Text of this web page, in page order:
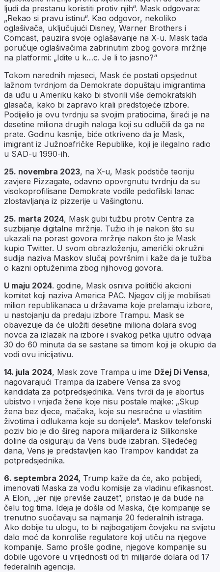
ljudi da prestanu koristiti protiv njih“. Mask odgovara:
„Rekao si pravu istinu“. Kao odgovor, nekoliko
oglašivača, uključujući Disney, Warner Brothers i
Comcast, pauzira svoje oglašavanje na X-u. Mask tada
poručuje oglašivačima zabrinutim zbog govora mržnje
na platformi: „Idite u k…c. Je li to jasno?“
Tokom narednih mjeseci, Mask će postati opsjednut
lažnom tvrdnjom da Demokrate dopuštaju imigrantima
da uđu u Ameriku kako bi stvorili više demokratskih
glasača, kako bi zapravo krali predstojeće izbore.
Podijelio je ovu tvrdnju sa svojim pratiocima, šireći je na
desetine miliona drugih naloga koji su odlučili da ga ne
prate. Godinu kasnije, biće otkriveno da je Mask,
imigrant iz Južnoafričke Republike, koji je ilegalno radio
u SAD-u 1990-ih.
25. novembra 2023, na X-u, Mask podstiče teoriju
zavjere Pizzagate, odavno opovrgnutu tvrdnju da su
visokoprofilisane Demokrate vodile pedofilski lanac
zlostavljanja iz pizzerije u Vašingtonu.
25. marta 2024, Mask gubi tužbu protiv Centra za
suzbijanje digitalne mržnje. Tužio ih je nakon što su
ukazali na porast govora mržnje nakon što je Mask
kupio Twitter. U svom obrazloženju, američki okružni
sudija naziva Maskov slučaj površnim i kaže da je tužba
o kazni optuženima zbog njihovog govora.
U maju 2024. godine, Mask osniva politički akcioni
komitet koji naziva America PAC. Njegov cilj je mobilisati
milion republikanaca u državama koje prelamaju izbore,
u nastojanju da predaju izbore Trampu. Mask se
obavezuje da će uložiti desetine miliona dolara svog
novca za izlazak na izbore i svakog petka ujutro odvaja
30 do 60 minuta da se sastane sa timom koji je okupio da
vodi ovu inicijativu.
14. jula 2024, Mask zove Trampa u ime Džej Di Vensa,
nagovarajući Trampa da izabere Vensa za svog
kandidata za potpredsjednika. Vens tvrdi da je abortus
ubistvo i vrijeđa žene koje nisu postale majke: „Skup
žena bez djece, mačaka, koje su nesrećne u vlastitim
životima i odlukama koje su donijele“. Maskov telefonski
poziv bio je dio šireg napora milijardera iz Silikonske
doline da osiguraju da Vens bude izabran. Sljedećeg
dana, Vens je predstavljen kao Trampov kandidat za
potpredsjednika.
6. septembra 2024, Trump kaže da će, ako pobijedi,
imenovati Maska za vođu komisije za vladinu efikasnost.
A Elon, „jer nije previše zauzet“, pristao je da bude na
čelu tog tima. Ideja je došla od Maska, čije kompanije se
trenutno suočavaju sa najmanje 20 federalnih istraga.
Ako dobije tu ulogu, to bi najbogatijem čovjeku na svijetu
dalo moć da konroliše regulatore koji utiču na njegove
kompanije. Samo prošle godine, njegove kompanije su
dobile ugovore u vrijednosti od tri milijarde dolara od 17
federalnih agencija.